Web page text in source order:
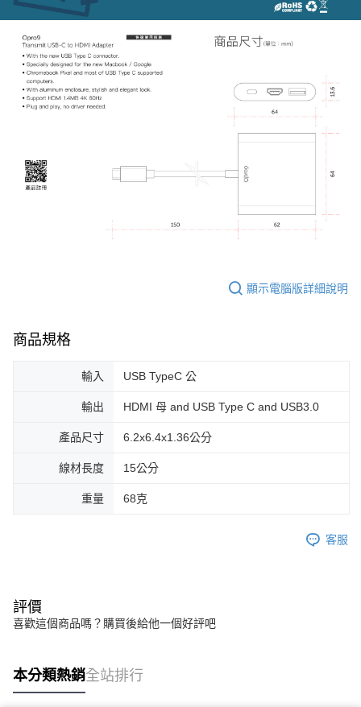
顯示電腦版詳細說明
商品規格
輸入 USB TypeC 公
輸出 HDMI 母 and USB Type C and USB3.0
產品尺寸 6.2x6.4x1.36公分
線材長度 15公分
重量 68克
客服
評價
喜歡這個商品嗎？購買後給他一個好評吧
本分類熱銷全站排行